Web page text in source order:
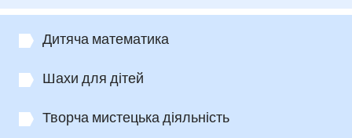
Дитяча математика
Шахи для дітей
Творча мистецька діяльність